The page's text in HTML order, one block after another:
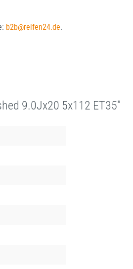
b2b@reifen24.de.
9.0Jx20 5x112 ET35"